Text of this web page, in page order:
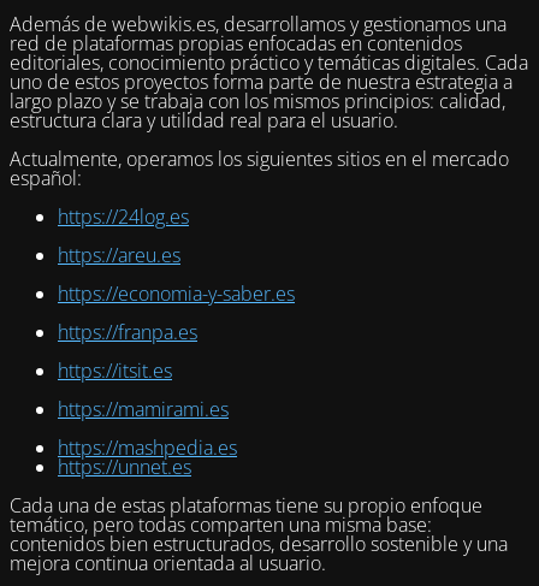
Además de webwikis.es, desarrollamos y gestionamos una
red de plataformas propias enfocadas en contenidos
editoriales, conocimiento práctico y temáticas digitales. Cada
uno de estos proyectos forma parte de nuestra estrategia a
largo plazo y se trabaja con los mismos principios: calidad,
estructura clara y utilidad real para el usuario.
Actualmente, operamos los siguientes sitios en el mercado
español:
https://24log.es
https://areu.es
https://economia-y-saber.es
https://franpa.es
https://itsit.es
https://mamirami.es
https://mashpedia.es
https://unnet.es
Cada una de estas plataformas tiene su propio enfoque
temático, pero todas comparten una misma base:
contenidos bien estructurados, desarrollo sostenible y una
mejora continua orientada al usuario.